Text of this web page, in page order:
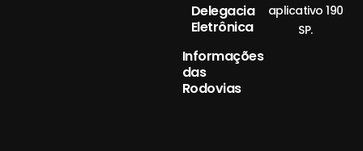
Delegacia
Eletrônica
Informações
das
Rodovias
aplicativo 190
SP.